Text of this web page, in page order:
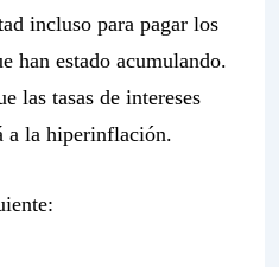
incluso para pagar los
han estado acumulando.
las tasas de intereses
a la hiperinflación.